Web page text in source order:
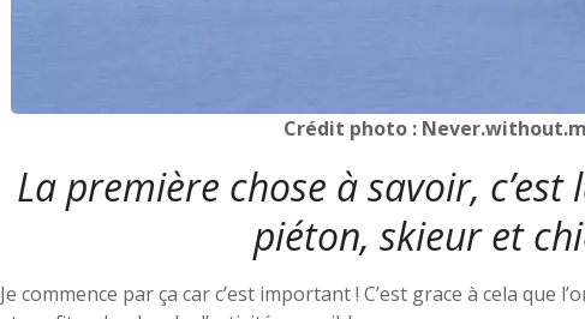
Crédit photo :
La première chose à savoir,
piéton, skieur et
Je commence par ça car c’est important ! C’est grace à cela